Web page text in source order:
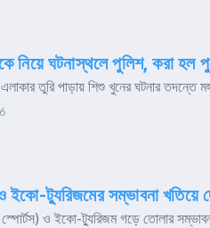
ঘটনাস্থলে পুলিশ, করা হল
তুরি পাড়ায় শিশু খুনের ঘটনার তদন্তে
ও ইকো-ট্যুরিজমের সম্ভাবনা
স্পোর্টস) ও ইকো-ট্যুরিজম গড়ে তোলার